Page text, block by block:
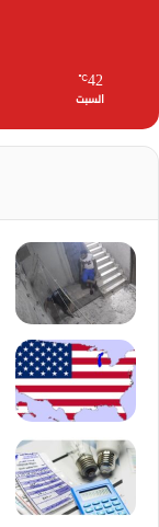
42
℃
السبت